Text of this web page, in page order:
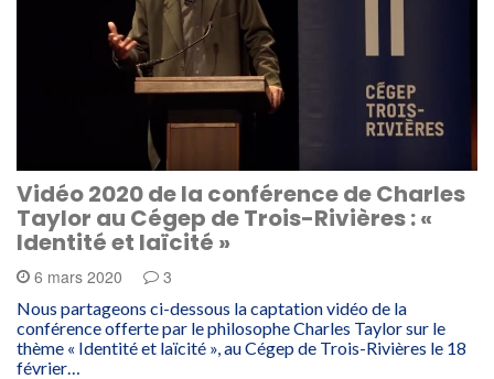
Vidéo 2020 de la conférence de Charles
Taylor au Cégep de Trois-Rivières : «
Identité et laïcité »
6 mars 2020 3
Nous partageons ci-dessous la captation vidéo de la
conférence offerte par le philosophe Charles Taylor sur le
thème « Identité et laïcité », au Cégep de Trois-Rivières le 18
février…